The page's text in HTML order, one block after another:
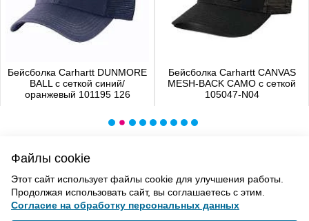
Бейсболка Carhartt DUNMORE
BALL с сеткой синий/
оранжевый 101195 126
Бейсболка Carhartt CANVAS
MESH-BACK CAMO с сеткой
105047-N04
ВВЕРХ
Файлы cookie
Этот сайт использует файлы cookie для улучшения работы.
Продолжая использовать сайт, вы соглашаетесь с этим.
Согласие на обработку персональных данных